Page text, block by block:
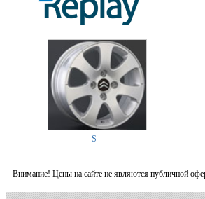
S
Внимание! Цены на сайте не являются публичной